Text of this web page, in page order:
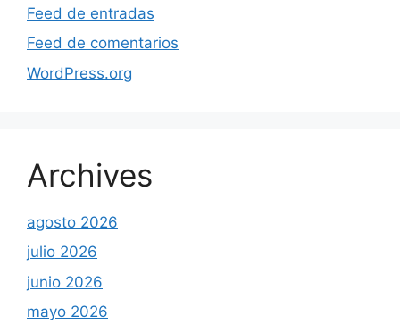
Feed de entradas
Feed de comentarios
WordPress.org
Archives
agosto 2026
julio 2026
junio 2026
mayo 2026